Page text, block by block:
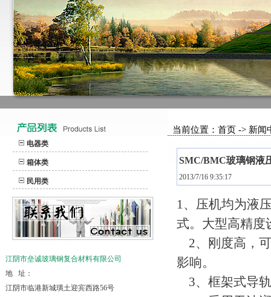
电器类
箱体类
民用类
江阴市垒诚玻璃钢复合材料有限公司
地 址：
江阴市临港新城璜土迎宾西路56号
当前位置：首页 -> 新闻
SMC/BMC玻璃钢液
2013/7/16 9:35:17
1、压机均为液
式。大型高精度
2、刚度高，
影响。
3、框架式导